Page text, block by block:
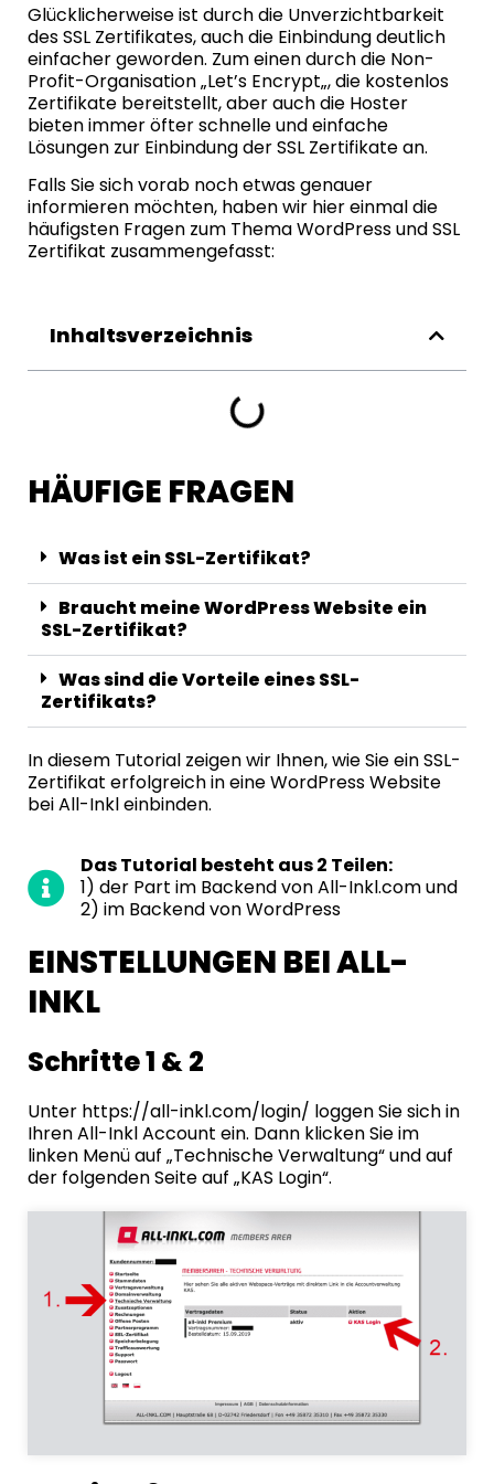
Glücklicherweise ist durch die Unverzichtbarkeit
des SSL Zertifikates, auch die Einbindung deutlich
einfacher geworden. Zum einen durch die Non-
Profit-Organisation „Let’s Encrypt„, die kostenlos
Zertifikate bereitstellt, aber auch die Hoster
bieten immer öfter schnelle und einfache
Lösungen zur Einbindung der SSL Zertifikate an.
Falls Sie sich vorab noch etwas genauer
informieren möchten, haben wir hier einmal die
häufigsten Fragen zum Thema WordPress und SSL
Zertifikat zusammengefasst:
Inhaltsverzeichnis
HÄUFIGE FRAGEN
Was ist ein SSL-Zertifikat?
Braucht meine WordPress Website ein
SSL-Zertifikat?
Was sind die Vorteile eines SSL-
Zertifikats?
In diesem Tutorial zeigen wir Ihnen, wie Sie ein SSL-
Zertifikat erfolgreich in eine WordPress Website
bei All-Inkl einbinden.
Das Tutorial besteht aus 2 Teilen:
1) der Part im Backend von All-Inkl.com und
2) im Backend vonWordPress
EINSTELLUNGEN BEI ALL-
INKL
Schritte 1 & 2
Unter https://all-inkl.com/login/ loggen Sie sich in
Ihren All-Inkl Account ein. Dann klicken Sie im
linken Menü auf „Technische Verwaltung“ und auf
der folgenden Seite auf „KAS Login“.